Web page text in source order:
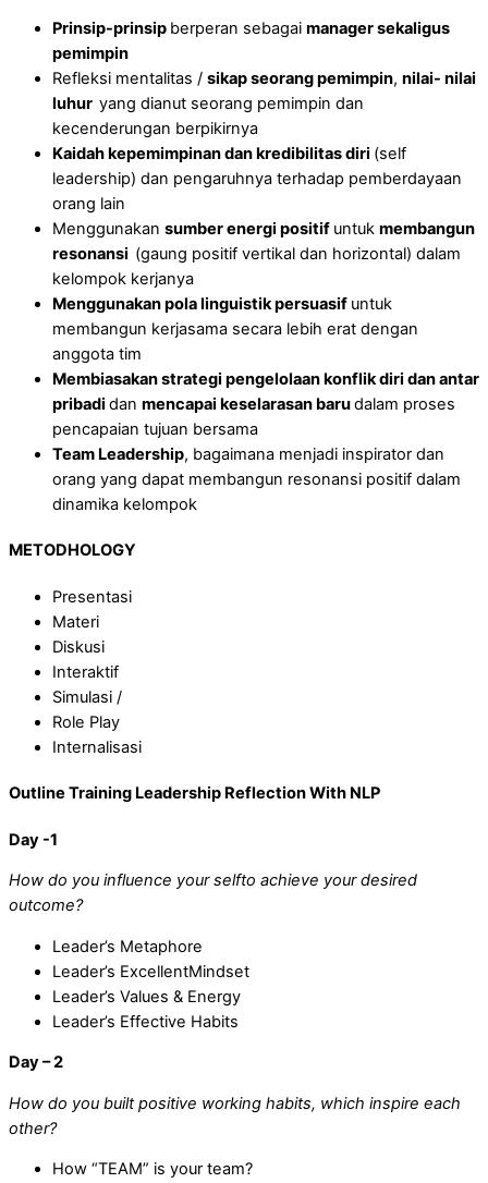
Prinsip-prinsip berperan sebagai manager sekaligus
pemimpin
Refleksi mentalitas / sikap seorang pemimpin, nilai- nilai
luhur yang dianut seorang pemimpin dan
kecenderungan berpikirnya
Kaidah kepemimpinan dan kredibilitas diri (self
leadership) dan pengaruhnya terhadap pemberdayaan
orang lain
Menggunakan sumber energi positif untuk membangun
resonansi (gaung positif vertikal dan horizontal) dalam
kelompok kerjanya
Menggunakan pola linguistik persuasif untuk
membangun kerjasama secara lebih erat dengan
anggota tim
Membiasakan strategi pengelolaan konflik diri dan antar
pribadi dan mencapai keselarasan barudalam proses
pencapaian tujuan bersama
Team Leadership, bagaimana menjadi inspirator dan
orang yang dapat membangun resonansi positif dalam
dinamika kelompok
METODHOLOGY
Presentasi
Materi
Diskusi
Interaktif
Simulasi /
Role Play
Internalisasi
Outline Training Leadership Reflection With NLP
Day -1
How do you influence your selfto achieve your desired
outcome?
Leader’s Metaphore
Leader’s ExcellentMindset
Leader’s Values & Energy
Leader’s Effective Habits
Day – 2
How do you built positive working habits, which inspire each
other?
How “TEAM” is your team?